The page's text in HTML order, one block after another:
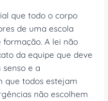
que todo o corpo
de uma escola
formação. A lei não
da equipe que deve
e a
que todos estejam
não escolhem